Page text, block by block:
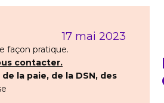
17 mai 2023
façon pratique.
contacter.
la paie, de la DSN, des